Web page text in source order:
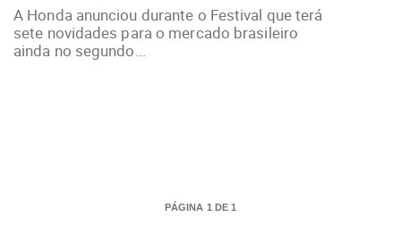
A Honda anunciou durante o Festival que terá
sete novidades para o mercado brasileiro
ainda no segundo...
PÁGINA 1 DE 1